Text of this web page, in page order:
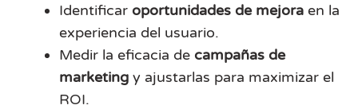
Identificar oportunidades de mejora en la
experiencia del usuario.
Medir la eficacia de campañas de
marketing y ajustarlas para maximizar el
ROI.